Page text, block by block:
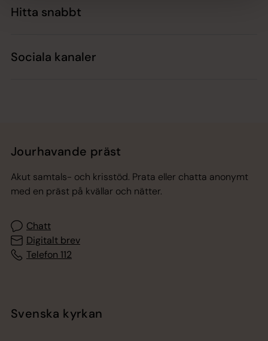
Hitta snabbt
Sociala kanaler
Jourhavande präst
Akut samtals- och krisstöd. Prata eller chatta anonymt
med en präst på kvällar och nätter.
Chatt
Digitalt brev
Telefon 112
Svenska kyrkan